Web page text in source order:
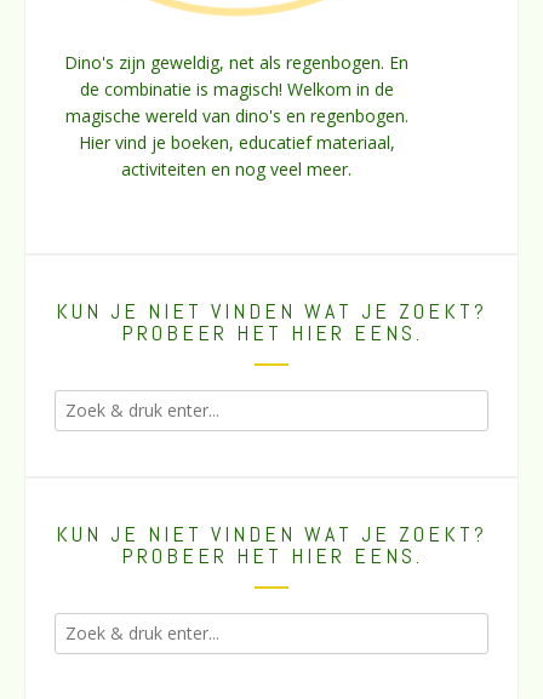
Dino's zijn geweldig, net als regenbogen. En
de combinatie is magisch! Welkom in de
magische wereld van dino's en regenbogen.
Hier vind je boeken, educatief materiaal,
activiteiten en nog veel meer.
KUN JE NIET VINDEN WAT JE ZOEKT?
PROBEER HET HIER EENS.
KUN JE NIET VINDEN WAT JE ZOEKT?
PROBEER HET HIER EENS.